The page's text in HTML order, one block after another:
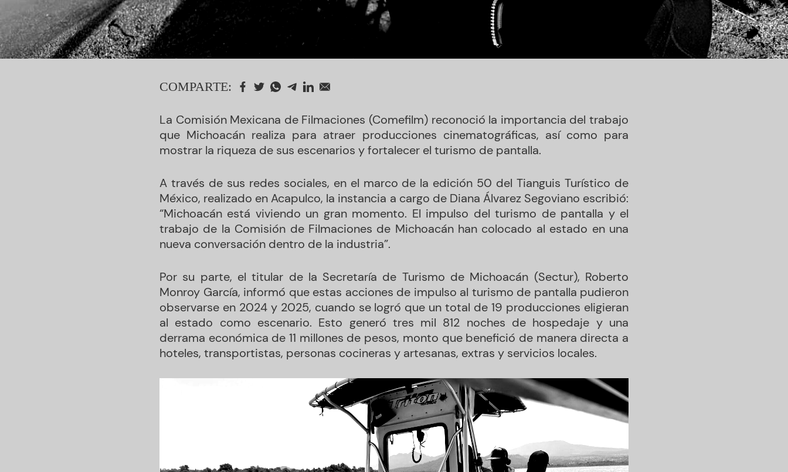
COMPARTE:
La Comisión Mexicana de Filmaciones (Comefilm) reconoció la importancia del trabajo
que Michoacán realiza para atraer producciones cinematográficas, así como para
mostrar la riqueza de sus escenarios y fortalecer el turismo de pantalla.
A través de sus redes sociales, en el marco de la edición 50 del Tianguis Turístico de
México, realizado en Acapulco, la instancia a cargo de Diana Álvarez Segoviano escribió:
“Michoacán está viviendo un gran momento. El impulso del turismo de pantalla y el
trabajo de la Comisión de Filmaciones de Michoacán han colocado al estado en una
nueva conversación dentro de la industria”.
Por su parte, el titular de la Secretaría de Turismo de Michoacán (Sectur), Roberto
Monroy García, informó que estas acciones de impulso al turismo de pantalla pudieron
observarse en 2024 y 2025, cuando se logró que un total de 19 producciones eligieran
al estado como escenario. Esto generó tres mil 812 noches de hospedaje y una
derrama económica de 11 millones de pesos, monto que benefició de manera directa a
hoteles, transportistas, personas cocineras y artesanas, extras y servicios locales.